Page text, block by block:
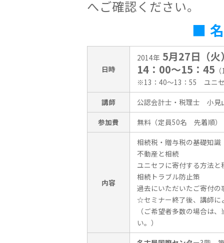
へご確認ください。
■
日時
2014年 5月27日（火
14：00〜15：45
※13：40〜13：55 ユニ
講師
公認会計士・税理士 小
参加費
無料（定員50名 先着順）
内容
相続税・贈与税の基礎知識
不動産と相続
ユニセフに寄付する方法と
相続トラブル防止策
過去にいただいたご寄付の
☆セミナー終了後、講師に
（ご希望者多数の場合は
い。）